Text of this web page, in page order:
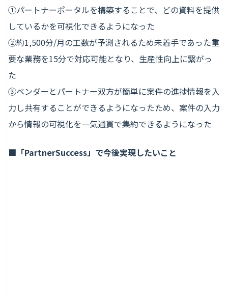
①パートナーポータルを構築することで、どの資料を提供
しているかを可視化できるようになった
②約1,500分/月の工数が予測されるため未着手であった重
要な業務を15分で対応可能となり、生産性向上に繋がっ
た
③ベンダーとパートナー双方が簡単に案件の進捗情報を入
力し共有することができるようになったため、案件の入力
から情報の可視化を一気通貫で集約できるようになった
■「PartnerSuccess」で今後実現したいこと